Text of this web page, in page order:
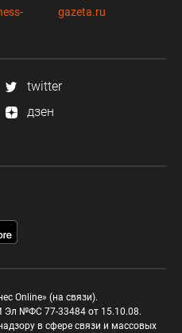
gazeta.ru
twitter
дзен
Online» (на связи).
Эл №ФС 77-33484 от 15.10.08.
в сфере связи и массовых